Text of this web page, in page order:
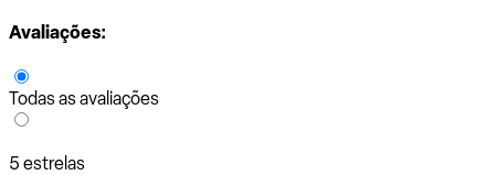
Avaliações:
Todas as avaliações
5 estrelas